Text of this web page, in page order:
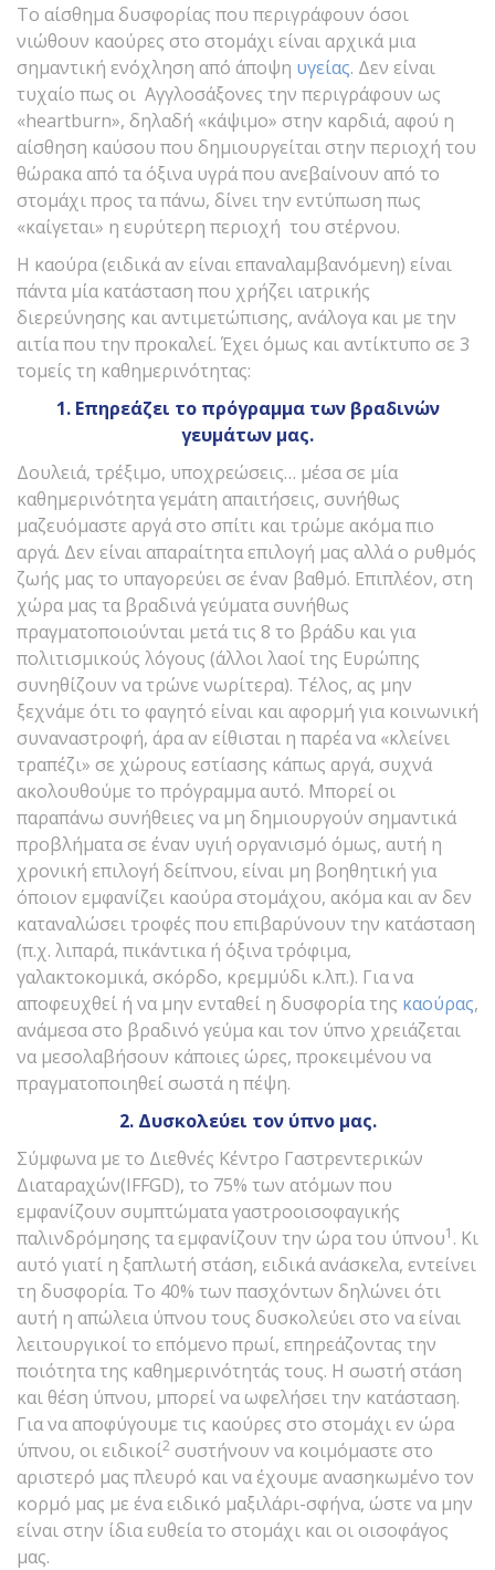
Το αίσθημα δυσφορίας που περιγράφουν όσοι
νιώθουν καούρες στο στομάχι είναι αρχικά μια
σημαντική ενόχληση από άποψη υγείας. Δεν είναι
τυχαίο πως οι Αγγλοσάξονες την περιγράφουν ως
«heartburn», δηλαδή «κάψιμο» στην καρδιά, αφού η
αίσθηση καύσου που δημιουργείται στην περιοχή του
θώρακα από τα όξινα υγρά που ανεβαίνουν από το
στομάχι προς τα πάνω, δίνει την εντύπωση πως
«καίγεται» η ευρύτερη περιοχή του στέρνου.
Η καούρα (ειδικά αν είναι επαναλαμβανόμενη) είναι
πάντα μία κατάσταση που χρήζει ιατρικής
διερεύνησης και αντιμετώπισης, ανάλογα και με την
αιτία που την προκαλεί. Έχει όμως και αντίκτυπο σε 3
τομείς τη καθημερινότητας:
1. Επηρεάζει το πρόγραμμα των βραδινών
γευμάτων μας.
Δουλειά, τρέξιμο, υποχρεώσεις… μέσα σε μία
καθημερινότητα γεμάτη απαιτήσεις, συνήθως
μαζευόμαστε αργά στο σπίτι και τρώμε ακόμα πιο
αργά. Δεν είναι απαραίτητα επιλογή μας αλλά ο ρυθμός
ζωής μας το υπαγορεύει σε έναν βαθμό. Επιπλέον, στη
χώρα μας τα βραδινά γεύματα συνήθως
πραγματοποιούνται μετά τις 8 το βράδυ και για
πολιτισμικούς λόγους (άλλοι λαοί της Ευρώπης
συνηθίζουν να τρώνε νωρίτερα). Τέλος, ας μην
ξεχνάμε ότι το φαγητό είναι και αφορμή για κοινωνική
συναναστροφή, άρα αν είθισται η παρέα να «κλείνει
τραπέζι» σε χώρους εστίασης κάπως αργά, συχνά
ακολουθούμε το πρόγραμμα αυτό. Μπορεί οι
παραπάνω συνήθειες να μη δημιουργούν σημαντικά
προβλήματα σε έναν υγιή οργανισμό όμως, αυτή η
χρονική επιλογή δείπνου, είναι μη βοηθητική για
όποιον εμφανίζει καούρα στομάχου, ακόμα και αν δεν
καταναλώσει τροφές που επιβαρύνουν την κατάσταση
(π.χ. λιπαρά, πικάντικα ή όξινα τρόφιμα,
γαλακτοκομικά, σκόρδο, κρεμμύδι κ.λπ.). Για να
αποφευχθεί ή να μην ενταθεί η δυσφορία της καούρας,
ανάμεσα στο βραδινό γεύμα και τον ύπνο χρειάζεται
να μεσολαβήσουν κάποιες ώρες, προκειμένου να
πραγματοποιηθεί σωστά η πέψη.
2. Δυσκολεύει τον ύπνο μας.
Σύμφωνα με το Διεθνές Κέντρο Γαστρεντερικών
Διαταραχών(IFFGD), το 75% των ατόμων που
εμφανίζουν συμπτώματα γαστροοισοφαγικής
παλινδρόμησης τα εμφανίζουν την ώρα του ύπνου1 . Κι
αυτό γιατί η ξαπλωτή στάση, ειδικά ανάσκελα, εντείνει
τη δυσφορία. Το 40% των πασχόντων δηλώνει ότι
αυτή η απώλεια ύπνου τους δυσκολεύει στο να είναι
λειτουργικοί το επόμενο πρωί, επηρεάζοντας την
ποιότητα της καθημερινότητάς τους. Η σωστή στάση
και θέση ύπνου, μπορεί να ωφελήσει την κατάσταση.
Για να αποφύγουμε τις καούρες στο στομάχι εν ώρα
ύπνου, οι ειδικοί2 συστήνουν να κοιμόμαστε στο
αριστερό μας πλευρό και να έχουμε ανασηκωμένο τον
κορμό μας με ένα ειδικό μαξιλάρι-σφήνα, ώστε να μην
είναι στην ίδια ευθεία το στομάχι και οι οισοφάγος
μας.